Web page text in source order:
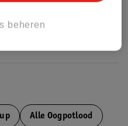
Alle Oogpotlood
beheren